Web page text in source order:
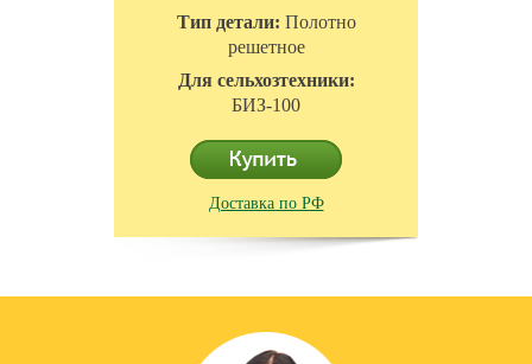
Тип детали: Полотно
решетное
Для сельхозтехники:
БИЗ-100
Доставка по РФ